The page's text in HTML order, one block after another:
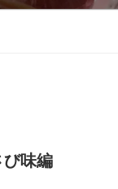
び味編